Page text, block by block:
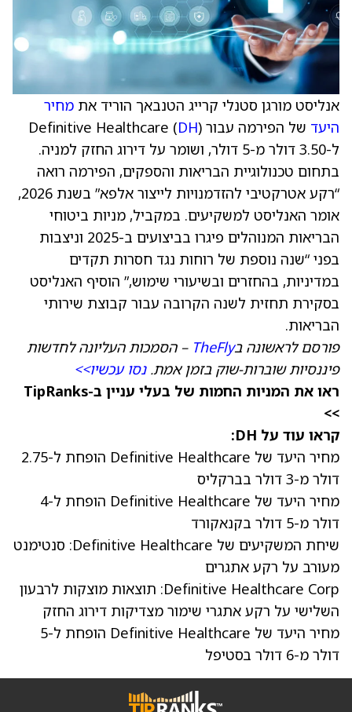
אנליסט מורגן סטנלי קרייג הטנבאך הוריד את מחיר
היעד של הפירמה עבור Definitive Healthcare ( DH)
ל-3.50 דולר מ-5 דולר, ושומר על דירוג החזק למניה.
בתחום טכנולוגיית הבריאות והספקים, הפירמה רואה
“רקע אטרקטיבי להזדמנויות לייצור אלפא” בשנת 2026,
אומר האנליסט למשקיעים. במקביל, מניות ביטוחי
הבריאות המנוהלים פיגרו בביצועים ב-2025 וניצבות
בפני “שנה נוספת של רוחות נגד חסרות תקדים
במדיניות, בהחזרים ובשיעורי שימוש,” הוסיף האנליסט
בסקירת תחזית לשנה הקרובה עבור קבוצת שירותי
הבריאות.
פורסם לראשונה בTheFly – הסמכות העליונה לחדשות
פיננסיות שוברות-שוק בזמן אמת.נסו עכשיו>>
ראו את המניות החמות של בעלי עניין ב-TipRanks
>>
קראו עוד על DH:
מחיר היעד של Definitive Healthcare הופחת ל-2.75
דולר מ-3 דולר בברקליס
מחיר היעד של Definitive Healthcare הופחת ל-4
דולר מ-5 דולר בקנאקורד
שיחת המשקיעים של Definitive Healthcare: סנטימנט
מעורב על רקע אתגרים
Definitive Healthcare Corp: תוצאות מוצקות לרבעון
השלישי על רקע אתגרי שימור מצדיקות דירוג החזק
מחיר היעד של Definitive Healthcare הופחת ל-5
דולר מ-6 דולר בסטיפל